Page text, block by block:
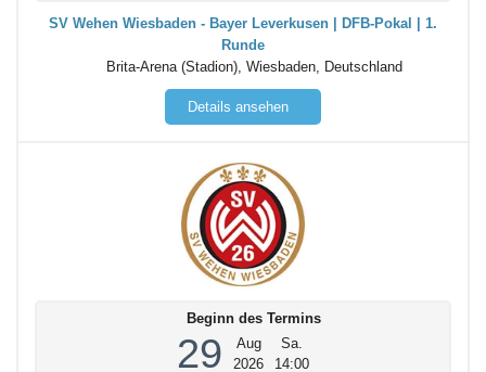
SV Wehen Wiesbaden - Bayer Leverkusen | DFB-Pokal | 1.
Runde
Brita-Arena (Stadion), Wiesbaden, Deutschland
Details ansehen
Beginn des Termins
29
Aug
2026
Sa.
14:00